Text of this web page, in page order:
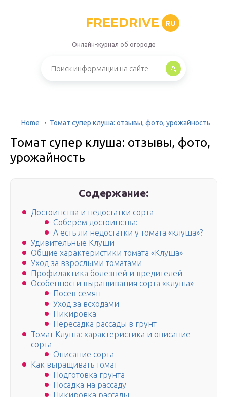
FREEDRIVE RU
Онлайн-журнал об огороде
Home Томат супер клуша: отзывы, фото, урожайность
Томат супер клуша: отзывы, фото,
урожайность
Содержание:
Достоинства и недостатки сорта
Соберём достоинства:
А есть ли недостатки у томата «клуша»?
Удивительные Клуши
Общие характеристики томата «Клуша»
Уход за взрослыми томатами
Профилактика болезней и вредителей
Особенности выращивания сорта «клуша»
Посев семян
Уход за всходами
Пикировка
Пересадка рассады в грунт
Томат Клуша: характеристика и описание
сорта
Описание сорта
Как выращивать томат
Подготовка грунта
Посадка на рассаду
Пикировка рассады